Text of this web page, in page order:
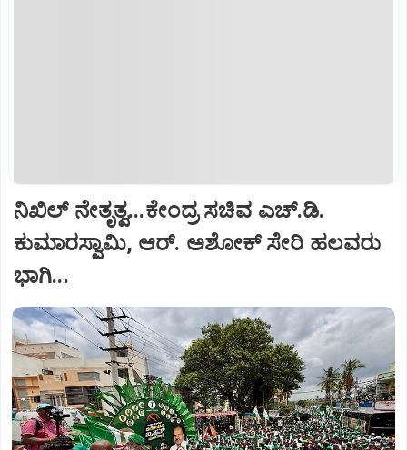
ನಿಖಿಲ್‌ ನೇತೃತ್ವ...ಕೇಂದ್ರ ಸಚಿವ ಎಚ್‌.ಡಿ.
ಕುಮಾರಸ್ವಾಮಿ, ಆರ್‌. ಅಶೋಕ್ ಸೇರಿ ಹಲವರು
ಭಾಗಿ...